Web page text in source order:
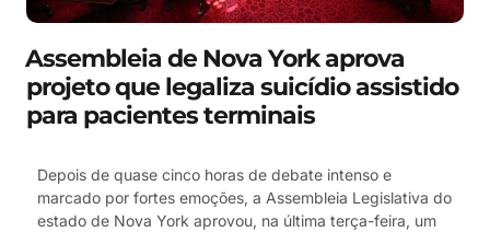
⁠Assembleia de Nova York aprova
projeto que legaliza suicídio assistido
para pacientes terminais
Depois de quase cinco horas de debate intenso e
marcado por fortes emoções, a Assembleia Legislativa do
estado de Nova York aprovou, na última terça-feira, um